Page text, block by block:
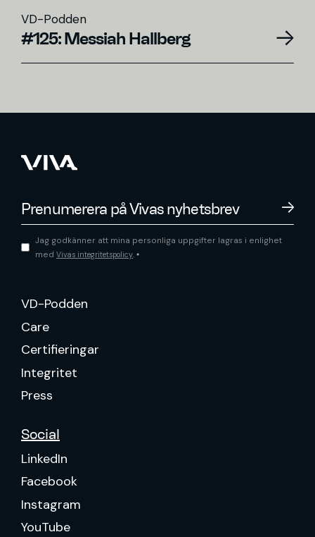
VD-Podden
#125: Messiah Hallberg
Jag godkänner att mina personliga uppgifter lagras i enlighet
med Vivas integritetspolicy. *
VD-Podden
Care
Certifieringar
Integritet
Press
Social
LinkedIn
Facebook
Instagram
YouTube